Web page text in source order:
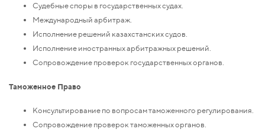
Судебные споры в государственных судах.
Международный арбитраж.
Исполнение решений казахстанских судов.
Исполнение иностранных арбитражных решений.
Сопровождение проверок государственных органов.
Таможенное Право
Консультирование по вопросам таможенного регулирования.
Сопровождение проверок таможенных органов.